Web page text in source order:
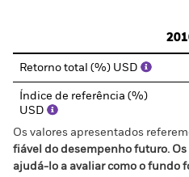
Retorno total (%) USD
Índice de referência (%)
USD
Os valores apresentados
fiável do desempenho futuro.
ajudá-lo a avaliar como o fundo